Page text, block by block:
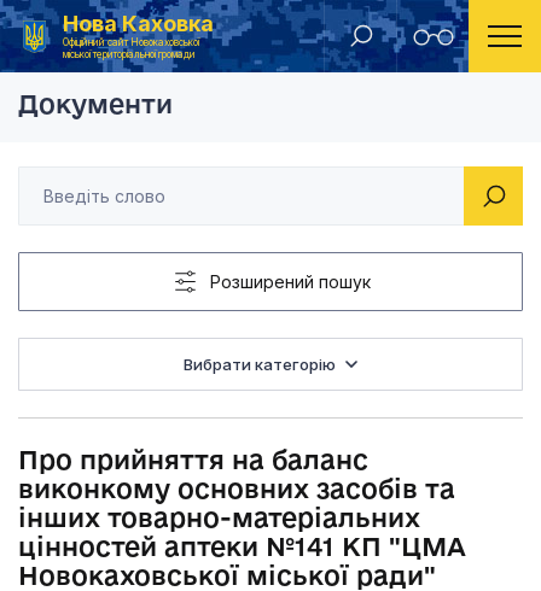
Нова Каховка
Офіційний сайт Новокаховської
міської територіальної громади
Головна Рішення виконавчого комітету Новокаховської міської ради 2012 року Про прийняття на
Документи
Розширений пошук
Вибрати категорію
Про прийняття на баланс
виконкому основних засобів та
інших товарно-матеріальних
цінностей аптеки №141 КП "ЦМА
Новокаховської міської ради"